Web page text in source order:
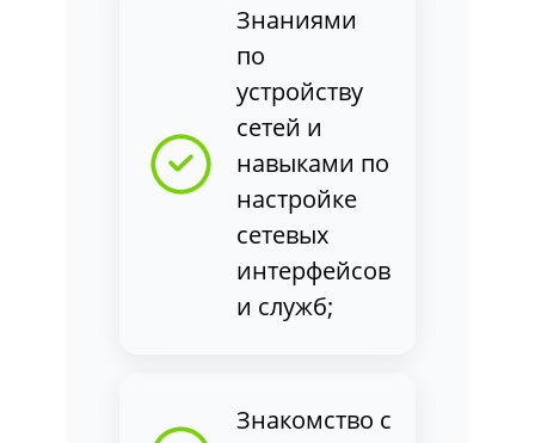
Знаниями
по
устройству
сетей и
навыками по
настройке
сетевых
интерфейсов
и служб;
Знакомство с